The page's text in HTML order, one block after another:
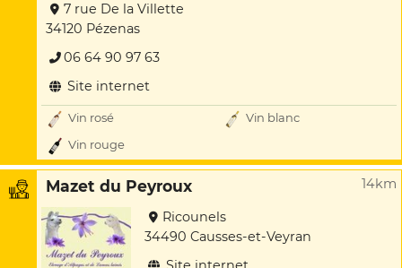
7 rue De la Villette
34120 Pézenas
06 64 90 97 63
Site internet
Vin rosé
Vin blanc
Vin rouge
Mazet du Peyroux 14km
Ricounels
34490 Causses-et-Veyran